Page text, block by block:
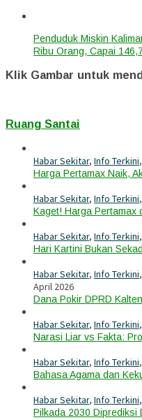
Penduduk Miskin
Ribu Orang, Capai
Klik Gambar untuk
Ruang Santai
Habar Sekitar, Info Terkini,
Harga Pertamax Naik,
Habar Sekitar, Info Terkini,
Kaget! Harga Pertamax
Habar Sekitar, Info Terkini,
Hari Kartini Bukan
Habar Sekitar, Info Terkini,
April 2026
Dana Pokir DPRD
Habar Sekitar, Info Terkini,
Narasi Liar vs Fakta:
Habar Sekitar, Info Terkini,
Bahasa Agama dan
Habar Sekitar, Info Terkini,
Pilkada 2030 Diprediksi